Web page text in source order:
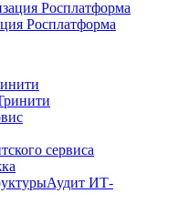
Росплатформа
сервиса
Аудит ИТ-